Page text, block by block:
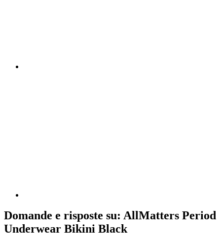
Domande e risposte su: AllMatters Period
Underwear Bikini Black